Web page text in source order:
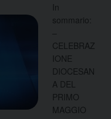
In
sommario:
–
CELEBRAZ
IONE
DIOCESAN
A DEL
PRIMO
MAGGIO